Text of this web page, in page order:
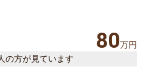
80万円
の方が見ています